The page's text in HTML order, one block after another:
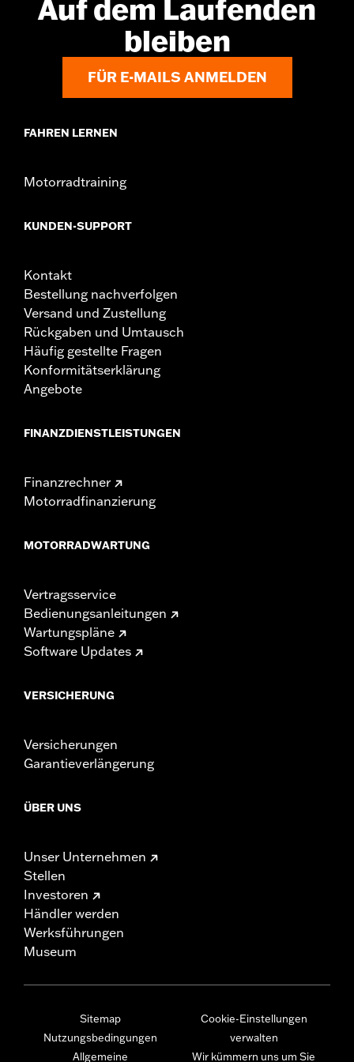
Auf dem Laufenden
bleiben
FÜR E-MAILS ANMELDEN
FAHREN LERNEN
Motorradtraining
KUNDEN-SUPPORT
Kontakt
Bestellung nachverfolgen
Versand und Zustellung
Rückgaben und Umtausch
Häufig gestellte Fragen
Konformitätserklärung
Angebote
FINANZDIENSTLEISTUNGEN
Finanzrechner
Motorradfinanzierung
MOTORRADWARTUNG
Vertragsservice
Bedienungsanleitungen
Wartungspläne
Software Updates
VERSICHERUNG
Versicherungen
Garantieverlängerung
ÜBER UNS
Unser Unternehmen
Stellen
Investoren
Händler werden
Werksführungen
Museum
Sitemap
Nutzungsbedingungen
Allgemeine
Cookie-Einstellungen
verwalten
Wir kümmern uns um Sie